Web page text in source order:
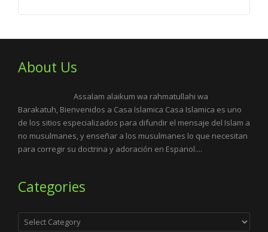
About Us
Assalam alaikum wa rahmatullahi wa
Barakatuh, Bienvenidos a Casa Islamica Casa Islamica es uno
de los sitios especializados para difundir el mensaje del Islam a
no musulmanes, y enseñar a los musulmanes lo que necesitan
para corregir su doctrina y adoración en Espanol....
Categories
Categories